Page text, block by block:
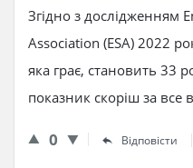
Згідно з дослідженням
Association (ESA) 2022
яка грає, становить 33
показник скоріш за все
0 Відповісти